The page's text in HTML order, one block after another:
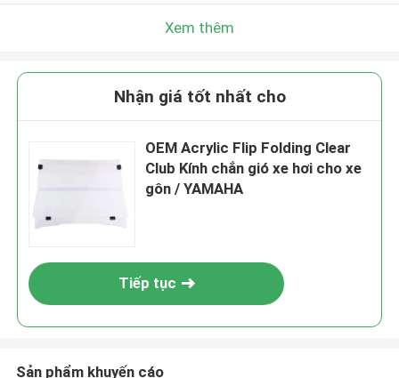
Xem thêm
Nhận giá tốt nhất cho
OEM Acrylic Flip Folding Clear
Club Kính chắn gió xe hơi cho xe
gôn / YAMAHA
Tiếp tục
Sản phẩm khuyến cáo